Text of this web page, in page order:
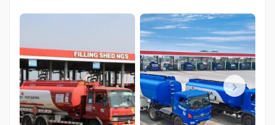
Dengan model bisnis yang adaptif, PT Pertamina
Patra Niaga turut berkontribusi dalam mendukung
keberlanjutan energi dan mendorong transformasi
industri ke arah yang lebih ramah lingkungan.
Peran Strategis PT